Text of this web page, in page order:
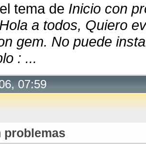
tema de Inicio con
Hola a todos, Quiero
gem. No puede
: ...
07:59
problemas